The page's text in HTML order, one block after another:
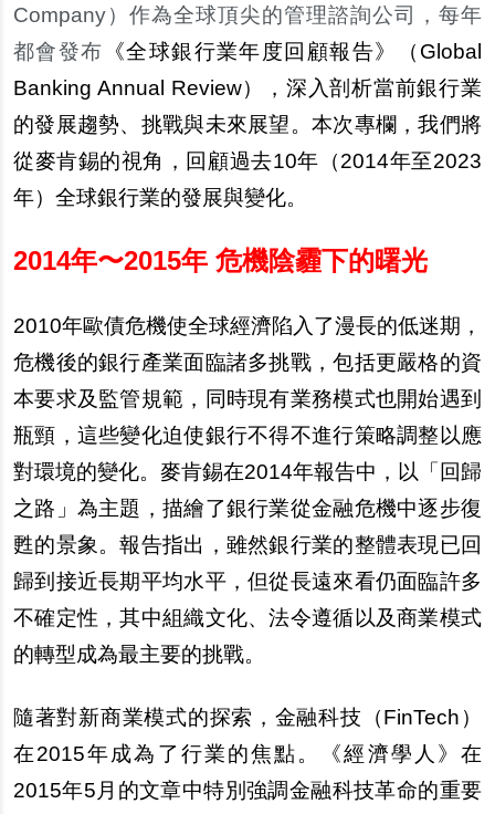
Company）作為全球頂尖的管理諮詢公司，每年
都會發布 《全球銀行業年度回顧報告》（Global
Banking Annual Review），深入剖析當前銀行業
的發展趨勢、挑戰與未來展望。本次專欄，我們將
從麥肯錫的視角，回顧過去10年（2014年至2023
年）全球銀行業的發展與變化。
2014年〜2015年 危機陰霾下的曙光
2010年歐債危機使全球經濟陷入了漫長的低迷期，
危機後的銀行產業面臨諸多挑戰，包括更嚴格的資
本要求及監管規範，同時現有業務模式也開始遇到
瓶頸，這些變化迫使銀行不得不進行策略調整以應
對環境的變化。麥肯錫在2014年報告中，以「回歸
之路」為主題，描繪了銀行業從金融危機中逐步復
甦的景象。報告指出，雖然銀行業的整體表現已回
歸到接近長期平均水平，但從長遠來看仍面臨許多
不確定性，其中組織文化、法令遵循以及商業模式
的轉型成為最主要的挑戰。
隨著對新商業模式的探索，金融科技（FinTech）
在2015年成為了行業的焦點。《經濟學人》在
2015年5月的文章中特別強調金融科技革命的重要